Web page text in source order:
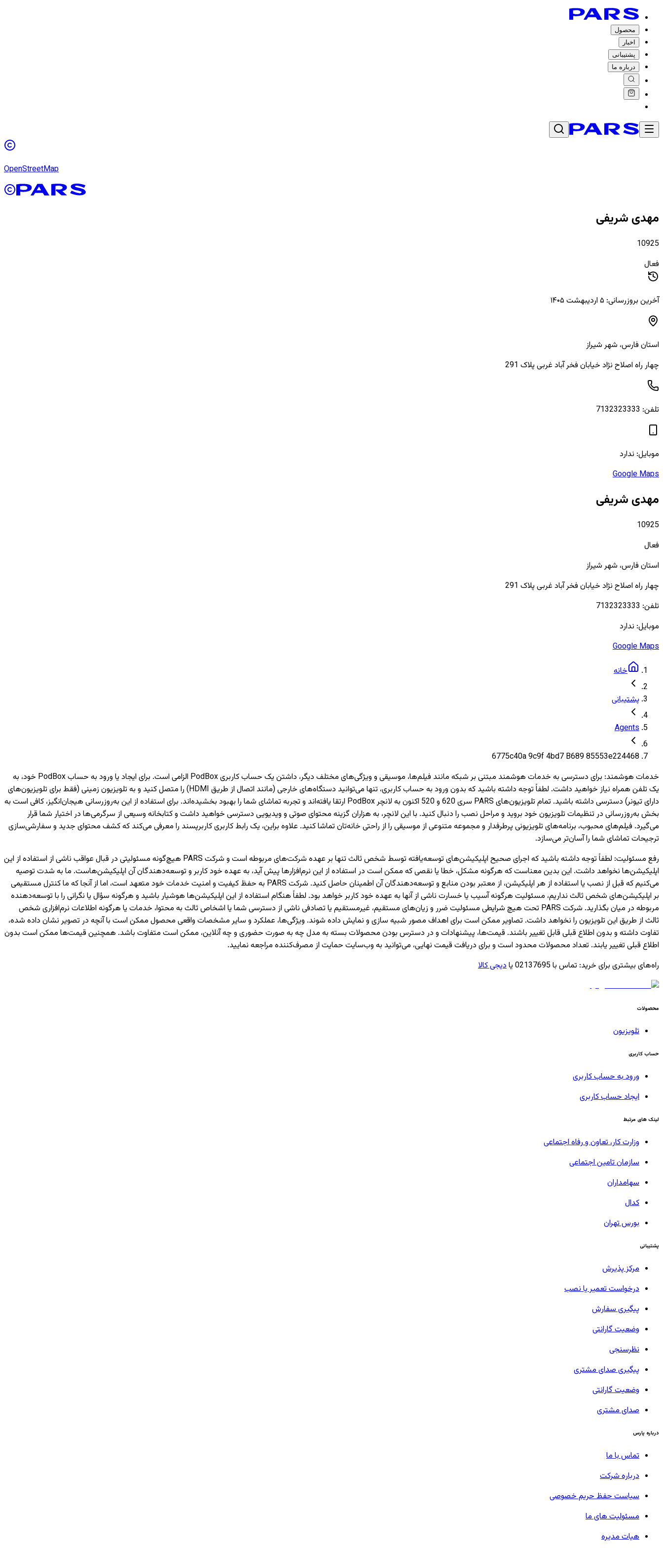
محصول
اخبار
پشتیبانی
درباره ما
OpenStreetMap
مهدی شریفی
10925
فعال
آخرین بروزرسانی: ۵ اردیبهشت ۱۴۰۵
استان فارس، شهرشیراز
چهار راه اصلاح نژاد خیابان فخر آباد غربی پلاک 291
تلفن: 7132323333
موبایل: ندارد
Google Maps
مهدی شریفی
10925
فعال
استان فارس، شهرشیراز
چهار راه اصلاح نژاد خیابان فخر آباد غربی پلاک 291
تلفن: 7132323333
موبایل: ندارد
Google Maps
خانه
پشتیبانی
Agents
6775c40a 9c9f 4bd7 B689 85553e224468
خدمات هوشمند:
برای دسترسی به خدمات هوشمند مبتنی بر شبکه مانند فیلم‌ها، موسیقی و ویژگی‌های مختلف دیگر، داشتن یک حساب کاربری PodBox الزامی است. برای ایجاد یا ورود به حساب PodBox خود، به
یک تلفن همراه نیاز خواهید داشت. لطفاً توجه داشته باشید که بدون ورود به حساب کاربری، تنها می‌توانید دستگاه‌های خارجی (مانند اتصال از طریق HDMI) را متصل کنید و به تلویزیون‌ زمینی (فقط برای تلویزیون‌های
دارای تیونر) دسترسی داشته باشید. تمام تلویزیون‌های PARS سری 620 و 520 اکنون به لانچر PodBox ارتقا یافته‌اند و تجربه تماشای شما را بهبود بخشیده‌اند. برای استفاده از این به‌روزرسانی هیجان‌انگیز، کافی است به
بخش به‌روزرسانی در تنظیمات تلویزیون خود بروید و مراحل نصب را دنبال کنید. با این لانچر، به هزاران گزینه محتوای صوتی و ویدیویی دسترسی خواهید داشت و کتابخانه وسیعی از سرگرمی‌ها در اختیار شما قرار
می‌گیرد. فیلم‌های محبوب، برنامه‌های تلویزیونی پرطرفدار و مجموعه متنوعی از موسیقی را از راحتی خانه‌تان تماشا کنید. علاوه براین، یک رابط کاربری کاربرپسند را معرفی می‌کند که کشف محتوای جدید و سفارشی‌سازی
ترجیحات تماشای شما را آسان‌تر می‌سازد.
رفع مسئولیت:
لطفاً توجه داشته باشید که اجرای صحیح اپلیکیشن‌های توسعه‌یافته توسط شخص ثالث تنها بر عهده شرکت‌های مربوطه است و شرکت PARS هیچ‌گونه مسئولیتی در قبال عواقب ناشی از استفاده از این
اپلیکیشن‌ها نخواهد داشت. این بدین معناست که هرگونه مشکل، خطا یا نقصی که ممکن است در استفاده از این نرم‌افزارها پیش آید، به عهده خود کاربر و توسعه‌دهندگان آن اپلیکیشن‌هاست. ما به شدت توصیه
می‌کنیم که قبل از نصب یا استفاده از هر اپلیکیشن، از معتبر بودن منابع و توسعه‌دهندگان آن اطمینان حاصل کنید. شرکت PARS به حفظ کیفیت و امنیت خدمات خود متعهد است، اما از آنجا که ما کنترل مستقیمی
بر اپلیکیشن‌های شخص ثالث نداریم، مسئولیت هرگونه آسیب یا خسارت ناشی از آنها به عهده خود کاربر خواهد بود. لطفاً هنگام استفاده از این اپلیکیشن‌ها هوشیار باشید و هرگونه سؤال یا نگرانی را با توسعه‌دهنده
مربوطه در میان بگذارید. شرکت PARS تحت هیچ شرایطی مسئولیت ضرر و زیان‌های مستقیم، غیرمستقیم یا تصادفی ناشی از دسترسی شما یا اشخاص ثالث به محتوا، خدمات یا هرگونه اطلاعات نرم‌افزاری شخص
ثالث از طریق این تلویزیون را نخواهد داشت. تصاویر ممکن است برای اهداف مصور شبیه سازی و نمایش داده شوند. ویژگی‌ها، عملکرد و سایر مشخصات واقعی محصول ممکن است با آنچه در تصویر نشان داده شده،
تفاوت داشته و بدون اطلاع قبلی قابل تغییر باشند. قیمت‌ها، پیشنهادات و در دسترس بودن محصولات بسته به مدل چه به صورت حضوری و چه آنلاین، ممکن است متفاوت باشد. همچنین قیمت‌ها ممکن است بدون
اطلاع قبلی تغییر یابند. تعداد محصولات محدود است و برای دریافت قیمت نهایی، می‌توانید به وب‌سایت حمایت از مصرف‌کننده مراجعه نمایید.
راه‌های بیشتری برای خرید: تماس با 02137695 یا دیجی کالا
محصولات
تلویزیون
حساب کاربری
ورود به حساب کاربری
ایجاد حساب کاربری
لینک های مرتبط
وزارت کار، تعاون و رفاه اجتماعی
سازمان تامین اجتماعی
سهامداران
کدال
بورس تهران
پشتیبانی
مرکز پذیرش
درخواست تعمیر یا نصب
پیگیری سفارش
وضعیت گارانتی
نظرسنجی
پیگیری صدای مشتری
وضعیت گارانتی
صدای مشتری
درباره پارس
تماس با ما
درباره شرکت
سیاست حفظ حریم خصوصی
مسئولیت های ما
هیات مدیره